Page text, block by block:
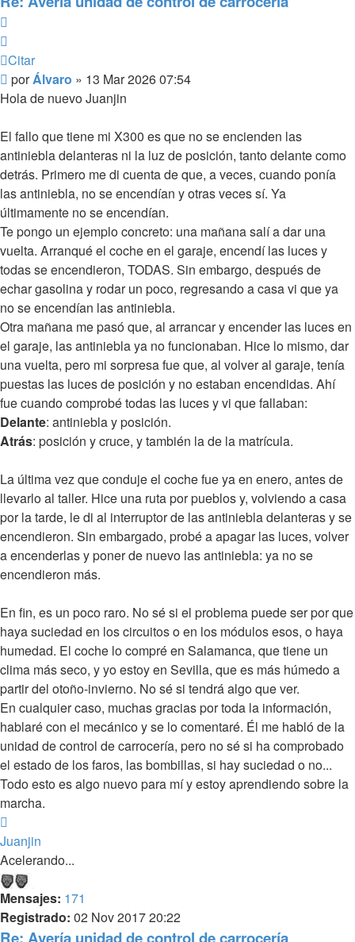
Citar
Mensaje
sin
porÁlvaro » 13 Mar 2026 07:54
Hola de nuevo Juanjin
El fallo que tiene mi X300 es que no se encienden las
antiniebla delanteras ni la luz de posición, tanto delante como
detrás. Primero me di cuenta de que, a veces, cuando ponía
las antiniebla, no se encendían y otras veces sí. Ya
últimamente no se encendían.
Te pongo un ejemplo concreto: una mañana salí a dar una
vuelta. Arranqué el coche en el garaje, encendí las luces y
todas se encendieron, TODAS. Sin embargo, después de
echar gasolina y rodar un poco, regresando a casa vi que ya
no se encendían las antiniebla.
Otra mañana me pasó que, al arrancar y encender las luces en
el garaje, las antiniebla ya no funcionaban. Hice lo mismo, dar
una vuelta, pero mi sorpresa fue que, al volver al garaje, tenía
puestas las luces de posición y no estaban encendidas. Ahí
fue cuando comprobé todas las luces y vi que fallaban:
Delante: antiniebla y posición.
Atrás: posición y cruce, y también la de la matrícula.
La última vez que conduje el coche fue ya en enero, antes de
llevarlo al taller. Hice una ruta por pueblos y, volviendo a casa
por la tarde, le di al interruptor de las antiniebla delanteras y se
encendieron. Sin embargado, probé a apagar las luces, volver
a encenderlas y poner de nuevo las antiniebla: ya no se
encendieron más.
En fin, es un poco raro. No sé si el problema puede ser por que
haya suciedad en los circuitos o en los módulos esos, o haya
humedad. El coche lo compré en Salamanca, que tiene un
clima más seco, y yo estoy en Sevilla, que es más húmedo a
partir del otoño-invierno. No sé si tendrá algo que ver.
En cualquier caso, muchas gracias por toda la información,
hablaré con el mecánico y se lo comentaré. Él me habló de la
unidad de control de carrocería, pero no sé si ha comprobado
el estado de los faros, las bombillas, si hay suciedad o no...
Todo esto es algo nuevo para mí y estoy aprendiendo sobre la
marcha.
Juanjin
Acelerando...
Mensajes: 171
Registrado: 02 Nov 2017 20:22
Re: Avería unidad de control de carrocería